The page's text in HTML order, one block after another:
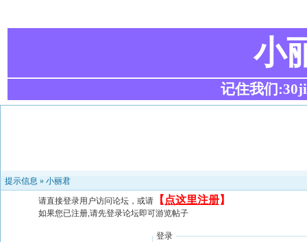
小
记住我们
提示信息 » 小丽君
请直接登录用户访问论坛，或请 【 点这里注册】
如果您已注册,请先登录论坛即可游览帖子
登录